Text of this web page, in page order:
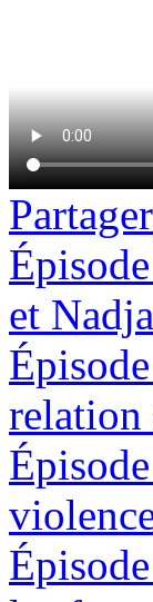
Partager
et
relation